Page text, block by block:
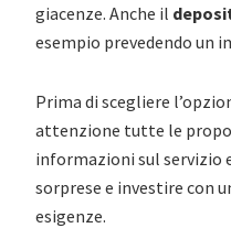
giacenze. Anche il
esempio prevedendo un
Prima di scegliere
attenzione tutte le
informazioni sul servizio
sorprese e investire con
esigenze.